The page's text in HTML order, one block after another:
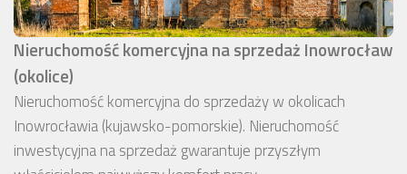
Nieruchomość komercyjna na sprzedaż Inowrocław
(okolice)
Nieruchomość komercyjna do sprzedaży w okolicach
Inowrocławia (kujawsko-pomorskie). Nieruchomość
inwestycyjna na sprzedaż gwarantuje przyszłym